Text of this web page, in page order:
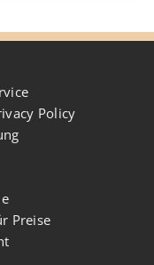
Policy
Preise